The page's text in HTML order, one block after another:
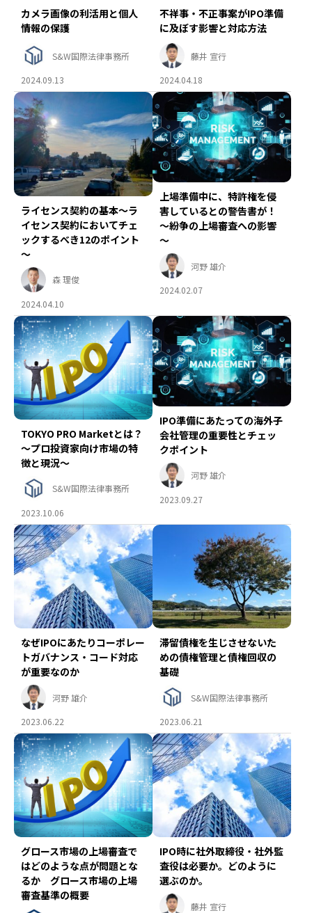
カメラ画像の利活用と個人
情報の保護
S&W国際法律事務所
2024.09.13
不祥事・不正事案がIPO準備
に及ぼす影響と対応方法
藤井 宣行
2024.04.18
ライセンス契約の基本～ラ
イセンス契約においてチェ
ックするべき12のポイント
～
森 理俊
2024.04.10
上場準備中に、特許権を侵
害しているとの警告書が！
～紛争の上場審査への影響
～
河野 雄介
2024.02.07
TOKYO PRO Marketとは？
～プロ投資家向け市場の特
徴と現況～
S&W国際法律事務所
2023.10.06
IPO準備にあたっての海外子
会社管理の重要性とチェッ
クポイント
河野 雄介
2023.09.27
なぜIPOにあたりコーポレー
トガバナンス・コード対応
が重要なのか
河野 雄介
2023.06.22
滞留債権を生じさせないた
めの債権管理と債権回収の
基礎
S&W国際法律事務所
2023.06.21
グロース市場の上場審査で
はどのような点が問題とな
るか グロース市場の上場
審査基準の概要
IPO時に社外取締役・社外監
査役は必要か。どのように
選ぶのか。
藤井 宣行